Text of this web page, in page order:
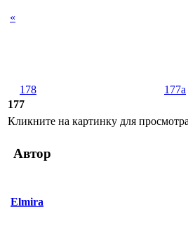
«
178 177a
177
Кликните на картинку для
Автор
Elmira